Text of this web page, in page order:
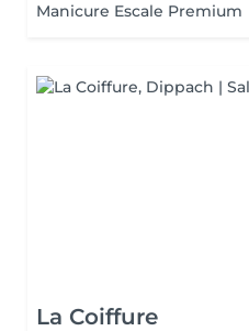
Manicure Escale Premium
La Coiffure